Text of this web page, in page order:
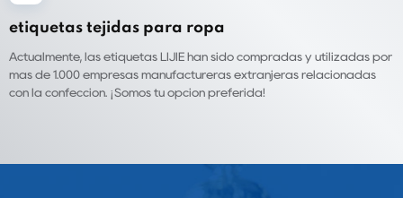
etiquetas tejidas para ropa
Actualmente, las etiquetas LIJIE han sido compradas y utilizadas por
más de 1.000 empresas manufactureras extranjeras relacionadas
con la confección. ¡Somos tu opción preferida!